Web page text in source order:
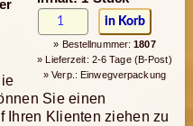
» Bestellnummer:1807
» Lieferzeit: 2-6 Tage (B-Post)
» Verp.: Einwegverpackung
Sie einen
Ihren Klienten ziehen zu